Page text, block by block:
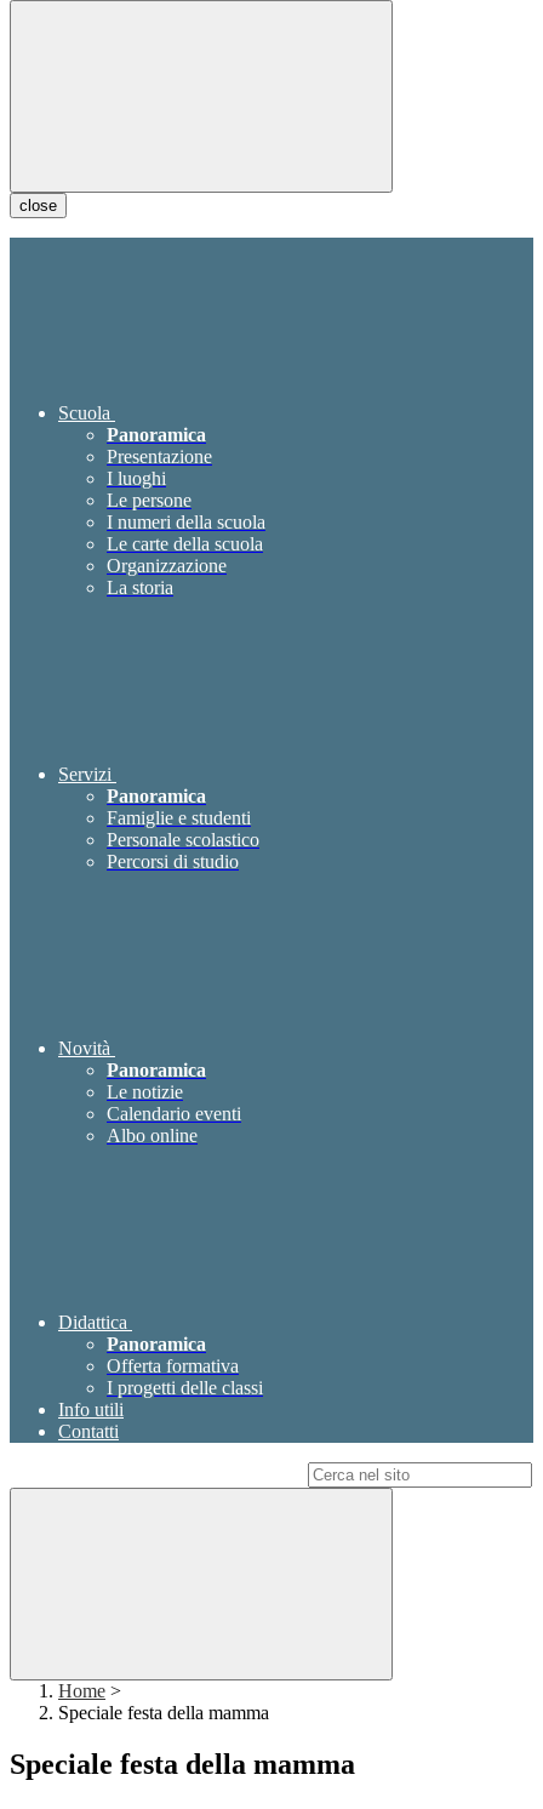
close
Scuola
Panoramica
Presentazione
I luoghi
Le persone
I numeri della scuola
Le carte della scuola
Organizzazione
La storia
Servizi
Panoramica
Famiglie e studenti
Personale scolastico
Percorsi di studio
Novità
Panoramica
Le notizie
Calendario eventi
Albo online
Didattica
Panoramica
Offerta formativa
I progetti delle classi
Info utili
Contatti
Home >
Speciale festa della mamma
Speciale festa della mamma